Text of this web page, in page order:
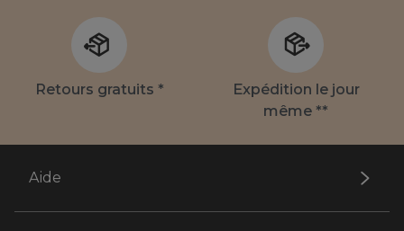
Retours gratuits *
Expédition le jour
même **
Aide